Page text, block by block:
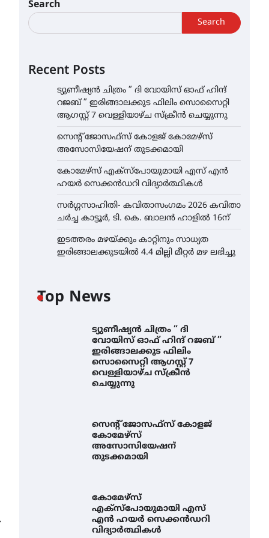
Search
Search
Recent Posts
ട്യുണീഷ്യൻ ചിത്രം ” ദി വോയിസ് ഓഫ് ഹിന്ദ്
റജബ് ” ഇരിങ്ങാലക്കുട ഫിലിം സൊസൈറ്റി
ആഗസ്റ്റ് 7 വെള്ളിയാഴ്ച സ്‌ക്രീൻ ചെയ്യുന്നു
സെന്റ് ജോസഫ്സ് കോളജ് കോമേഴ്‌സ്
അസോസിയേഷന് തുടക്കമായി
കോമേഴ്സ് എക്സ്പോയുമായി എസ് എൻ
ഹയർ സെക്കൻഡറി വിദ്യാർത്ഥികൾ
സർഗ്ഗസാഹിതി- കവിതാസംഗമം 2026 കവിതാ
ചർച്ച കാട്ടൂർ, ടി. കെ. ബാലൻ ഹാളിൽ 16ന്
ഇടത്തരം മഴയ്ക്കും കാറ്റിനും സാധ്യത
ഇരിങ്ങാലക്കുടയിൽ 4.4 മില്ലി മീറ്റർ മഴ ലഭിച്ചു
Top News
ട്യുണീഷ്യൻ ചിത്രം ” ദി
വോയിസ് ഓഫ് ഹിന്ദ് റജബ് ”
ഇരിങ്ങാലക്കുട ഫിലിം
സൊസൈറ്റി ആഗസ്റ്റ് 7
വെള്ളിയാഴ്ച സ്‌ക്രീൻ
ചെയ്യുന്നു
സെന്റ് ജോസഫ്സ് കോളജ്
കോമേഴ്‌സ്
അസോസിയേഷന്
തുടക്കമായി
കോമേഴ്സ്
എക്സ്പോയുമായി എസ്
എൻ ഹയർ സെക്കൻഡറി
വിദ്യാർത്ഥികൾ